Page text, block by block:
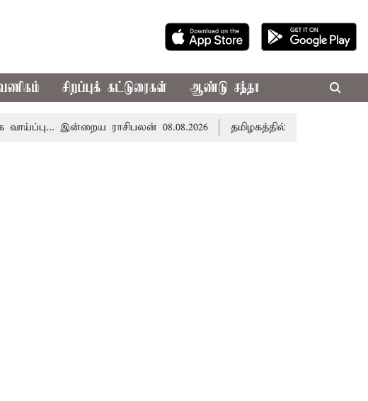
சிறப்புக் கட்டுரைகள் ஆண்டு சந்தா
இன்றைய ராசிபலன் 08.08.2026 தமிழகத்தில் இன்று மழைக்கு